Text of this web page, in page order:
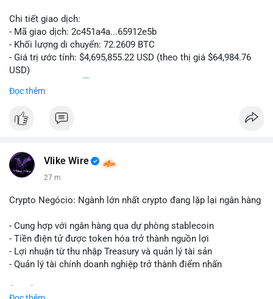
Chi tiết giao dịch:
- Mã giao dịch: 2c451a4a...65912e5b
- Khối lượng di chuyển: 72.2609 BTC
- Giá trị ước tính: $4,695,855.22 USD (theo thị giá $64,984.76
USD)
- Thời gian: 15:20
Nhận định phân tích hành vi của Cá voi dựa trên giao dịch này:
Lượng BTC trị giá gần 4,7 triệu USD được dồn vào một giao
giao dịch, áp lực bán ngắn hạn có thể gia tăng, ảnh hưởng đến
tâm lý nhà đầu tư. Ngược lại, nếu dòng tiền đổ về ví lạnh, đây
vùng giá hiện tại thay vì thoát ra.
Lời khuyên ngắn gọn cho nhà đầu tư nhỏ lẻ: Theo dõi sát địa
chỉ nhận của giao dịch này trong 24-48 giờ tới. Đừng vội hành
động theo cảm xúc khi chỉ dựa vào một lệnh chuyển đơn lẻ;
hãy quan sát thêm các lệnh tiếp theo để xác nhận xu hướng
Đọc thêm
Vlike Wire
27 m
Crypto Negócio: Ngành lớn nhất crypto đang lặp lại ngân hàng
- Cung hợp với ngân hàng qua dự phòng stablecoin
- Tiền điện tử được token hóa trở thành nguồn lợi
- Lợi nhuận từ thu nhập Treasury và quản lý tài sản
- Quản lý tài chính doanh nghiệp trở thành điểm nhấn